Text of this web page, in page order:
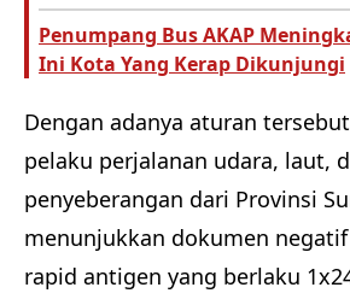
Penumpang Bus AKAP
Ini Kota Yang Kerap Dikunjungi
Dengan adanya aturan
pelaku perjalanan udara, laut,
penyeberangan dari Provinsi
menunjukkan dokumen negatif
rapid antigen yang berlaku